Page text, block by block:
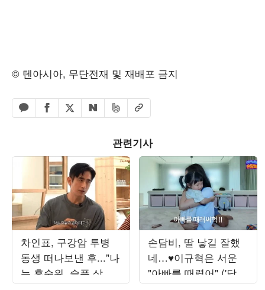
© 텐아시아, 무단전재 및 재배포 금지
카카오톡 공유하기
페이스북 공유하기
엑스 공유하기
네이버 공유하기
밴드 공유하기
URL복사
관련기사
차인표, 구강암 투병
동생 떠나보낸 후..."나
는 후순위, 슬픔 삭일
손담비, 딸 낳길 잘했
네…♥이규혁은 서운
"아빠를 때렸어" ('담비